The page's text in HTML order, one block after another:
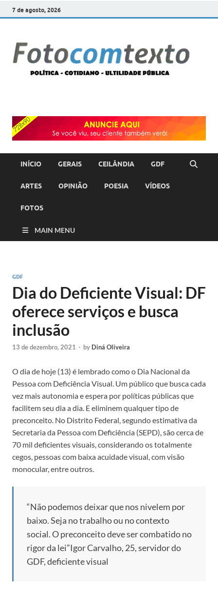
7 de agosto, 2026
INÍCIO GERAIS CEILÂNDIA GDF
ARTES OPINIÃO POESIA VÍDEOS
FOTOS
MAIN MENU
GDF
Dia do Deficiente Visual: DF
oferece serviços e busca
inclusão
13 de dezembro, 2021 - by Diná Oliveira
O dia de hoje (13) é lembrado como o Dia Nacional da
Pessoa com Deficiência Visual. Um público que busca cada
vez mais autonomia e espera por políticas públicas que
facilitem seu dia a dia. E eliminem qualquer tipo de
preconceito. No Distrito Federal, segundo estimativa da
Secretaria da Pessoa com Deficiência (SEPD), são cerca de
70 mil deficientes visuais, considerando os totalmente
cegos, pessoas com baixa acuidade visual, com visão
monocular, entre outros.
“Não podemos deixar que nos nivelem por
baixo. Seja no trabalho ou no contexto
social. O preconceito deve ser combatido no
rigor da lei”Igor Carvalho, 25, servidor do
GDF, deficiente visual